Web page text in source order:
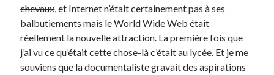
Derniers Commentaires
Entretien ménagerdansT’as vu quoi ? #52
JFdansC’était pas mieux avant… à Lyon
chevaux, et Internet n’était certainement pas à ses
balbutiements mais le World Wide Web était
réellement la nouvelle attraction. La première fois que
j’ai vu ce qu’était cette chose-là c’était au lycée. Et je me
souviens que la documentaliste gravait des aspirations